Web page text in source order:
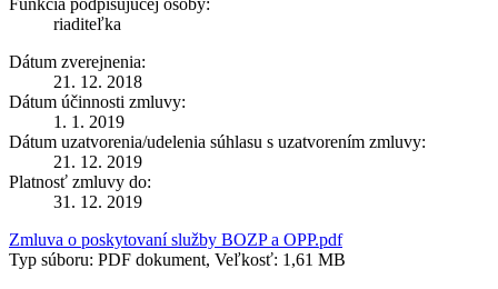
riaditeľka
Dátum zverejnenia:
21. 12. 2018
Dátum účinnosti zmluvy:
1. 1. 2019
Dátum uzatvorenia/udelenia súhlasu s uzatvorením zmluvy:
21. 12. 2019
Platnosť zmluvy do:
31. 12. 2019
Zmluva o poskytovaní služby BOZP a OPP.pdf
Typ súboru: PDF dokument, Veľkosť: 1,61 MB